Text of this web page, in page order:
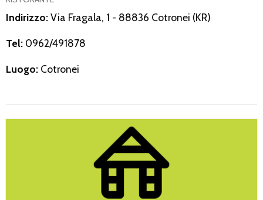
Indirizzo:Via Fragala, 1 - 88836 Cotronei (KR)
Tel: 0962/491878
Luogo: Cotronei